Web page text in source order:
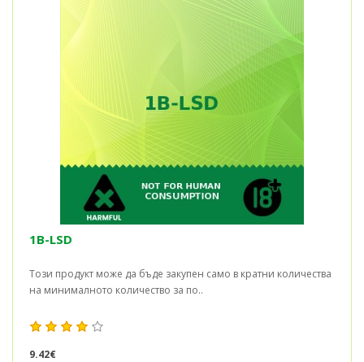
1B-LSD
Този продукт може да бъде закупен само в кратни количества
на минималното количество за по..
9.42€